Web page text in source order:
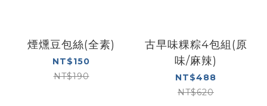
煙燻豆包絲(全素)
NT$150
NT$190
古早味粿粽4包組(原
味/麻辣)
NT$488
NT$620